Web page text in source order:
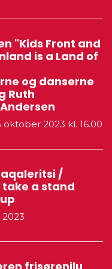
"Kids Front and
is a Land of
og danserne
Ruth
oktober 2023 kl. 16.00
/
a stand
2023